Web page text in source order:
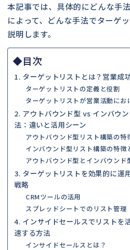
本記事では、具体的にどんな手
によって、どんな手法でターゲ
説明します。
◆目次
1. ターゲットリストとは？営業成
ターゲットリストの定義と役割
ターゲットリストが営業活動にお
2. アウトバウンド型 vs インバウ
法：違いと活用シーン
アウトバウンド型リスト構築の特
インバウンド型リスト構築の特徴
アウトバウンド型とインバウンド
3. ターゲットリストを効果的に運
戦略
CRMツールの活用
スプレッドシートでのリスト管理
4. インサイドセールスでリストを
速する方法
インサイドセールスとは？